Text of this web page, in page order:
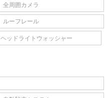
全周囲カメラ
ルーフレール
ヘッドライトウォッシャー